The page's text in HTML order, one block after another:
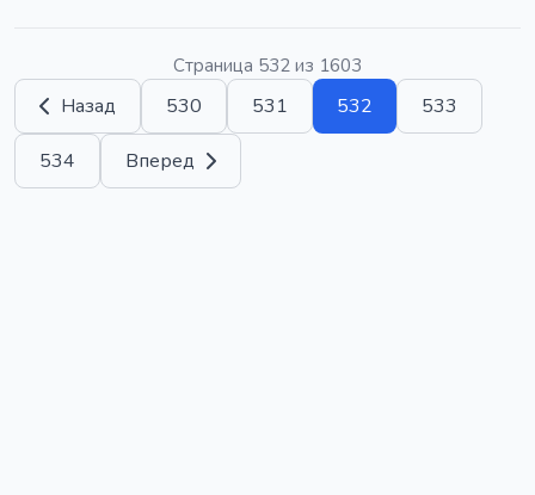
Страница 532 из 1603
Назад 530 531 532 533
534 Вперед